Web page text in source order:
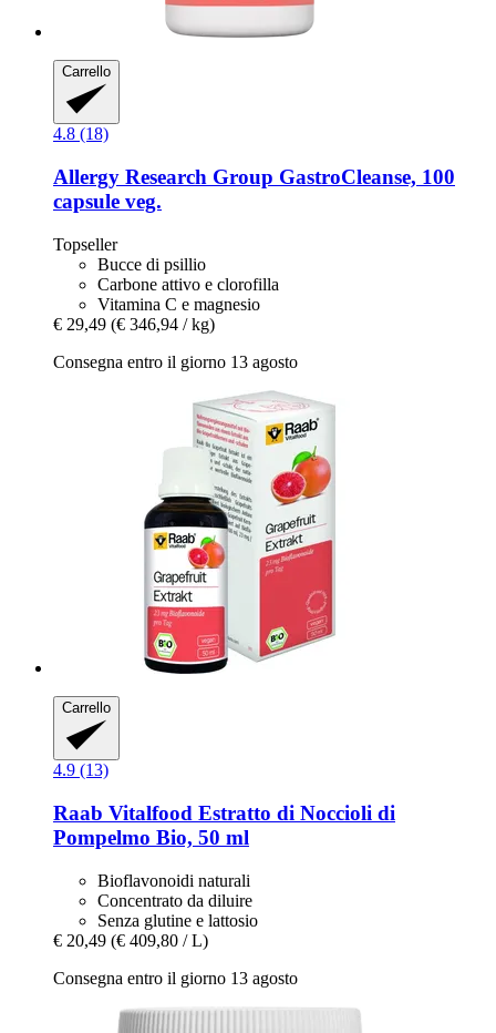
Carrello
4.8 (18)
Allergy Research Group GastroCleanse, 100
capsule veg.
Topseller
Bucce di psillio
Carbone attivo e clorofilla
Vitamina C e magnesio
€ 29,49 (€ 346,94 / kg)
Consegna entro il giorno 13 agosto
Carrello
4.9 (13)
Raab Vitalfood Estratto di Noccioli di
Pompelmo Bio, 50 ml
Bioflavonoidi naturali
Concentrato da diluire
Senza glutine e lattosio
€ 20,49 (€ 409,80 / L)
Consegna entro il giorno 13 agosto